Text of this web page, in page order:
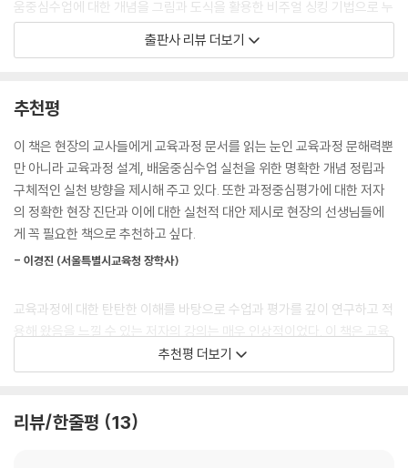
움중심수업에 대한 개념을 그림과 도식을 활용한 비주얼 싱킹 기법으로 누
구나 쉽고 명쾌하게 이해할 수 있도록 하였습니다.
또한 교육과정-수업-평가-기록의 실제 교육과정 운영 전체 과정을 20개
미래 사회의 인재를 키우는 학생 중심 교육을 실천하기 위해
교사가 반드시 알고 있어야 할 교육과정 문해력!
미래 사회를 살아갈 학생들에게 필요한 핵심역량을 키워 줄 수 있는 교사
가 되기 위해서는 더 이상 교과서 순서대로의 교육과정 운영과 교과 내용
있는 눈과 이에 맞는 교육과정을 설계하고, 이를 수업에서 구현해 낼 수 있
영하여 교육과정을 설계하고 수업을 디자인하며, 평가할 수 있는 능력’, 즉
‘교육과정 문해력’이다.
이 책은 교육과정 문해력, 교육과정-수업-평가-기록 일체화, 과정중심평
가에 대한 담론과 논의는 물론이고, 필자가 다양한 학교 현장에서 실천하
가를 위한 20가지 실천 가이드까지 실려 있어 미래교육을 위한 교육과정
출판사 리뷰 더보기
추천평
이 책은 현장의 교사들에게 교육과정 문서를 읽는 눈인 교육과정 문해력뿐
만 아니라 교육과정 설계, 배움중심수업 실천을 위한 명확한 개념 정립과
구체적인 실천 방향을 제시해 주고 있다. 또한 과정중심평가에 대한 저자
의 정확한 현장 진단과 이에 대한 실천적 대안 제시로 현장의 선생님들에
게 꼭 필요한 책으로 추천하고 싶다.
- 이경진 (서울특별시교육청 장학사)
교육과정에 대한 탄탄한 이해를 바탕으로 수업과 평가를 깊이 연구하고 적
용해 왔음을 느낄 수 있는 저자의 강의는 매우 인상적이었다. 이 책은 교육
과정-수업-평가-기록을 하나의 실로 꿰듯 일관성 있고 체계적으로 설명
하고 있어, 저자의 강의가 지면에 옮겨져 있는 것 같다. 특히 교육과정-수
있어, 많은 선생님들에게 교육과정-수업-평가-기록 일체화에 대한 이해
추천평 더보기
리뷰/한줄평 13